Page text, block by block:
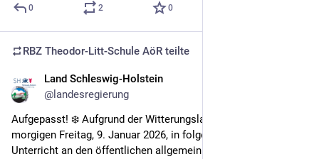
0 2 0
RBZ Theodor-Litt-Schule AöR teilte
Land Schleswig-Holstein
@landesregierung
Aufgepasst! ❄️ Aufgrund der Witterungslage findet am
morgigen Freitag, 9. Januar 2026, in folgenden Kreisen kein
Unterricht an den öffentlichen allgemeinbildenden und